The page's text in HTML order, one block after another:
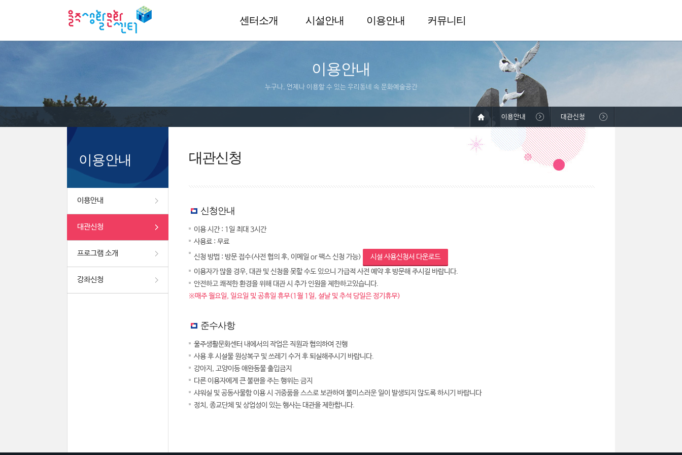
센터소개 시설안내 이용안내 커뮤니티
이용안내
누구나, 언제나 이용할 수 있는 우리동네 속 문화예술공간
이용안내
이용안내
대관신청
프로그램 소개
강좌신청
이용안내 대관신청
대관신청
신청안내
이용 시간 : 1일 최대 3시간
사용료 : 무료
신청 방법 : 방문 접수(사전 협의 후, 이메일 or 팩스 신청 가능)
시설 사용신청서 다운로드
이용자가 많을 경우, 대관 및 신청을 못할 수도 있으니 가급적 사전 예약 후 방문해 주시길 바랍니다.
안전하고 쾌적한 환경을 위해 대관 시 추가 인원을 제한하고있습니다.
※매주 월요일, 일요일 및 공휴일 휴무(1월 1일, 설날 및 추석 당일은 정기휴무)
준수사항
울주생활문화센터 내에서의 작업은 직원과 협의하여 진행
사용 후 시설물 원상복구 및 쓰레기 수거 후 퇴실해주시기 바랍니다.
강아지, 고양이등 애완동물 출입금지
다른 이용자에게 큰 불편을 주는 행위는 금지
샤워실 및 공동사물함 이용 시 귀중품을 스스로 보관하여 불미스러운 일이 발생되지 않도록 하시기 바랍니다
정치, 종교단체 및 상업성이 있는 행사는 대관을 제한합니다.